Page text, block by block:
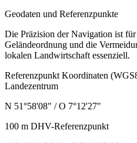
Geodaten und Referenzpunkte
Die Präzision der Navigation ist
Geländeordnung und die
lokalen Landwirtschaft essenziell.
Referenzpunkt Koordinaten
Landezentrum
N 51°58'08" / O 7°12'27"
100 m DHV-Referenzpunkt